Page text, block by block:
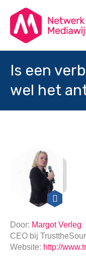
Is een
wel het
Door: Margot Verleg
CEO bij
Website: http://